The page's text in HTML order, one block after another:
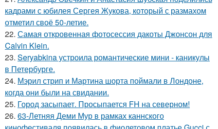
кадрами с юбилея Сергея Жукова, который с размахом
отметил своё 50-летие.
22. Самая откровенная фотосессия дакоты Джонсон для
Calvin Klein.
23. Seryabkina устроила романтические мини - каникулы
в Петербурге.
24. Мэрил стрип и Мартина шорта поймали в Лондоне,
когда они были на свидании.
25. Город засыпает. Просыпается FH на северном!
26. 63-Летняя Деми Мур в рамках каннского